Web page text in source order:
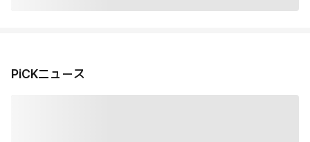
PiCKニュース